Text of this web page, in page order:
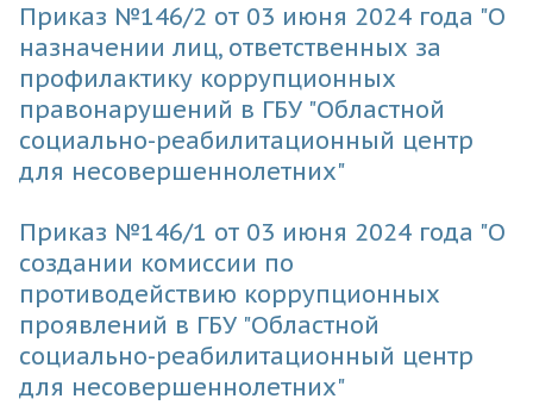
Приказ №146/2 от 03 июня 2024 года "О
назначении лиц, ответственных за
профилактику коррупционных
правонарушений в ГБУ "Областной
социально-реабилитационный центр
для несовершеннолетних"
Приказ №146/1 от 03 июня 2024 года "О
создании комиссии по
противодействию коррупционных
проявлений в ГБУ "Областной
социально-реабилитационный центр
для несовершеннолетних"